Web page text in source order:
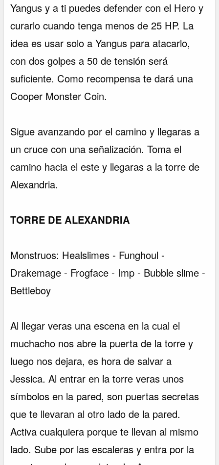
Yangus y a ti puedes defender con el Hero y
curarlo cuando tenga menos de 25 HP. La
idea es usar solo a Yangus para atacarlo,
con dos golpes a 50 de tensión será
suficiente. Como recompensa te dará una
Cooper Monster Coin.
Sigue avanzando por el camino y llegaras a
un cruce con una señalización. Toma el
camino hacia el este y llegaras a la torre de
Alexandria.
TORRE DE ALEXANDRIA
Monstruos: Healslimes - Funghoul -
Drakemage - Frogface - Imp - Bubble slime -
Bettleboy
Al llegar veras una escena en la cual el
muchacho nos abre la puerta de la torre y
luego nos dejara, es hora de salvar a
Jessica. Al entrar en la torre veras unos
símbolos en la pared, son puertas secretas
que te llevaran al otro lado de la pared.
Activa cualquiera porque te llevan al mismo
lado. Sube por las escaleras y entra por la